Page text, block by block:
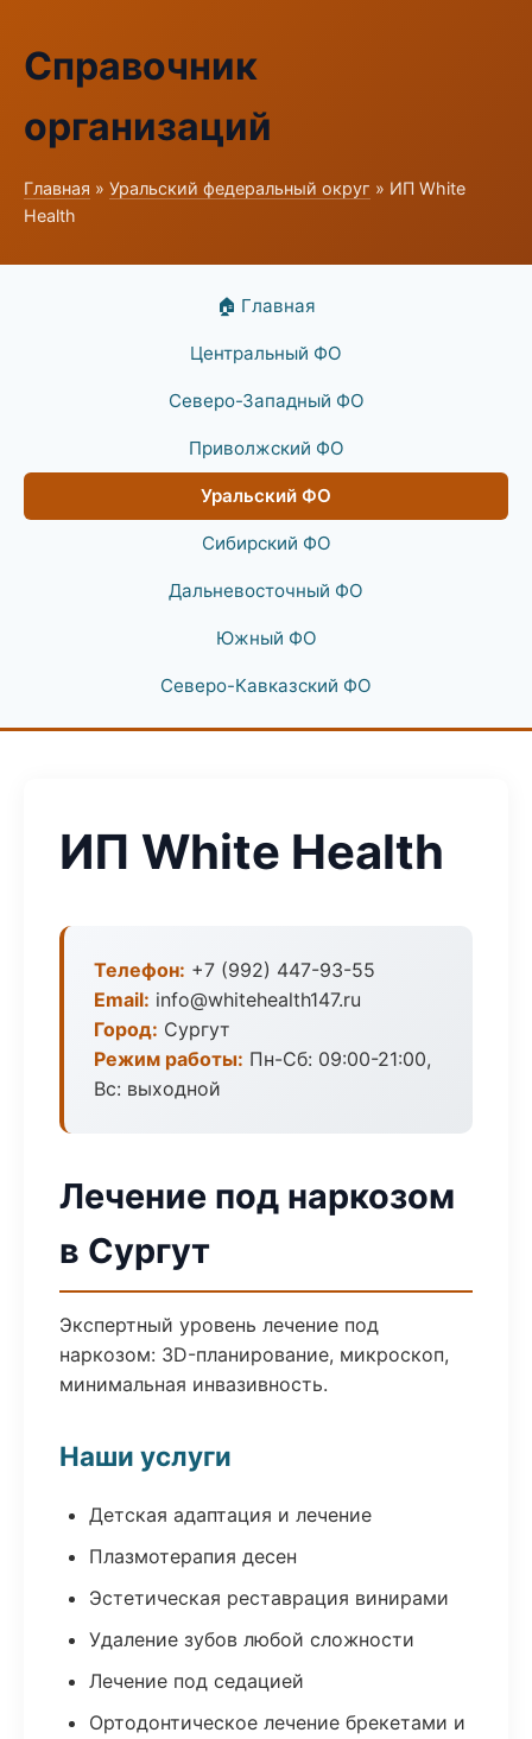
Справочник
организаций
Главная » Уральский федеральный округ » ИП White
Health
🏠 Главная
Центральный ФО
Северо-Западный ФО
Приволжский ФО
Уральский ФО
Сибирский ФО
Дальневосточный ФО
Южный ФО
Северо-Кавказский ФО
ИП White Health
Телефон: +7 (992) 447-93-55
Email: info@whitehealth147.ru
Город: Сургут
Режим работы: Пн-Сб: 09:00-21:00,
Вс: выходной
Лечение под наркозом
в Сургут
Экспертный уровень лечение под
наркозом: 3D-планирование, микроскоп,
минимальная инвазивность.
Наши услуги
Детская адаптация и лечение
Плазмотерапия десен
Эстетическая реставрация винирами
Удаление зубов любой сложности
Лечение под седацией
Ортодонтическое лечение брекетами и